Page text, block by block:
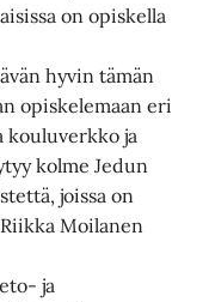
on opiskella
hyvin tämän
opiskelemaan eri
kouluverkko ja
kolme Jedun
joissa on
Moilanen
ja